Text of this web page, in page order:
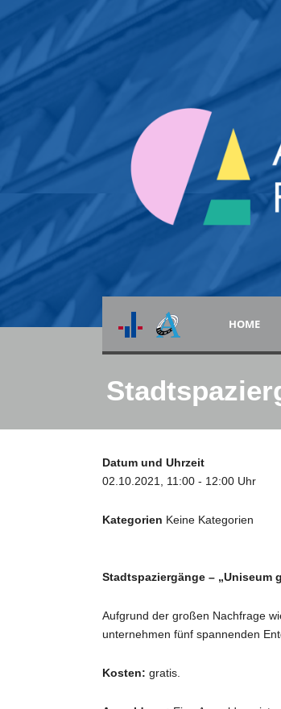
HOME
Datum und Uhrzeit
02.10.2021, 11:00 - 12:00 Uhr
Kategorien Keine Kategorien
Stadtspaziergänge – „Uniseum
Aufgrund der großen Nachfrage
unternehmen fünf spannenden
Kosten: gratis.